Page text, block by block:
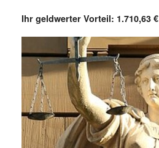
Ihr geldwerter Vorteil: 1.710,63 €